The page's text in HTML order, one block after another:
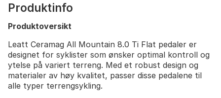
Produktinfo
Produktoversikt
Leatt Ceramag All Mountain 8.0 Ti Flat pedaler er
designet for syklister som ønsker optimal kontroll og
ytelse på variert terreng. Med et robust design og
materialer av høy kvalitet, passer disse pedalene til
alle typer terrengsykling.